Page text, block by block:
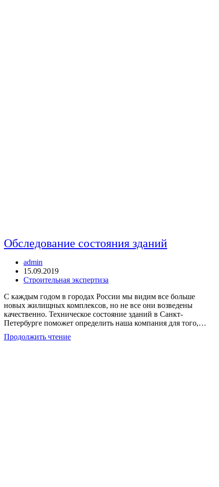
Обследование состояния зданий
Автор
записи:
admin
Запись
опубликована:
15.09.2019
Рубрика
Строительная экспертиза
С каждым годом в городах России мы видим все больше
новых жилищных комплексов, но не все они возведены
качественно. Техническое состояние зданий в Санкт-
Петербурге поможет определить наша компания для того,…
Продолжить чтениеОбследование